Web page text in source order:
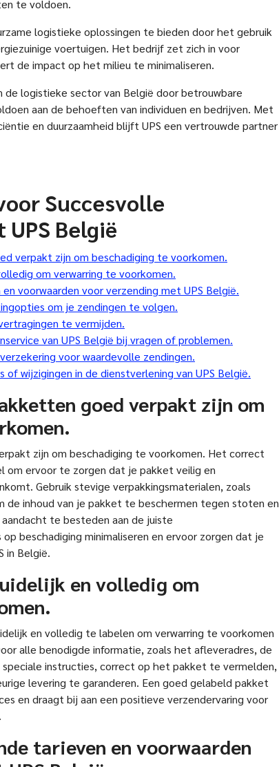
te voldoen.
logistieke oplossingen te bieden door het gebruik
voertuigen. Het bedrijf zet zich in voor
de impact op het milieu te minimaliseren.
de logistieke sector van België door betrouwbare
aan de behoeften van individuen en bedrijven. Met
en duurzaamheid blijft UPS een vertrouwde partner
Succesvolle
België
verpakt zijn om beschadiging te voorkomen.
om verwarring te voorkomen.
voorwaarden voor verzending met UPS België.
om je zendingen te volgen.
te vermijden.
van UPS België bij vragen of problemen.
voor waardevolle zendingen.
wijzigingen in de dienstverlening van UPS België.
goed verpakt zijn om
zijn om beschadiging te voorkomen. Het correct
om ervoor te zorgen dat je pakket veilig en
Gebruik stevige verpakkingsmaterialen, zoals
de inhoud van je pakket te beschermen tegen stoten en
te besteden aan de juiste
beschadiging minimaliseren en ervoor zorgen dat je
in België.
en volledig om
en volledig te labelen om verwarring te voorkomen
alle benodigde informatie, zoals het afleveradres, de
instructies, correct op het pakket te vermelden,
levering te garanderen. Een goed gelabeld pakket
en draagt bij aan een positieve verzendervaring voor
tarieven en voorwaarden